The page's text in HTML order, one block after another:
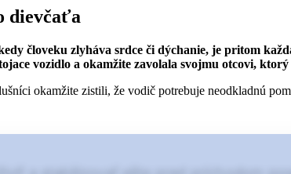
dievčaťa
človeku zlyháva srdce či dýchanie, je pritom
vozidlo a okamžite zavolala svojmu otcovi,
okamžite zistili, že vodič potrebuje neodkladnú